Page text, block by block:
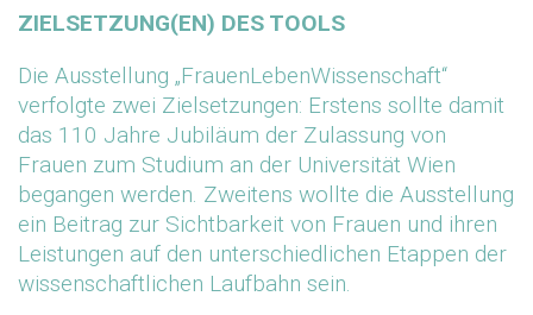
ZIELSETZUNG(EN) DES TOOLS
Die Ausstellung „FrauenLebenWissenschaft“
verfolgte zwei Zielsetzungen: Erstens sollte damit
das 110 Jahre Jubiläum der Zulassung von
Frauen zum Studium an der Universität Wien
begangen werden. Zweitens wollte die Ausstellung
ein Beitrag zur Sichtbarkeit von Frauen und ihren
Leistungen auf den unterschiedlichen Etappen der
wissenschaftlichen Laufbahn sein.